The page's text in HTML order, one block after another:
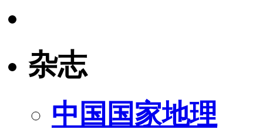
杂志
中国国家地理